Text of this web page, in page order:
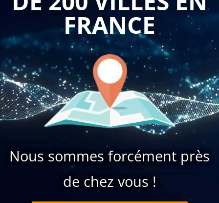
FRANCE
Nous sommes forcément près
de chez vous !